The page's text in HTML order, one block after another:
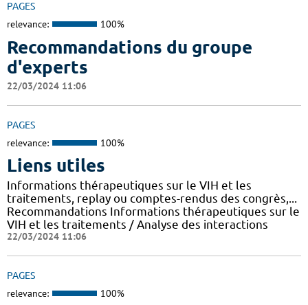
PAGES
relevance: 100%
Recommandations du groupe
d'experts
22/03/2024 11:06
PAGES
relevance: 100%
Liens utiles
Informations thérapeutiques sur le VIH et les
traitements, replay ou comptes-rendus des congrès,...
Recommandations Informations thérapeutiques sur le
VIH et les traitements / Analyse des interactions
22/03/2024 11:06
PAGES
relevance: 100%